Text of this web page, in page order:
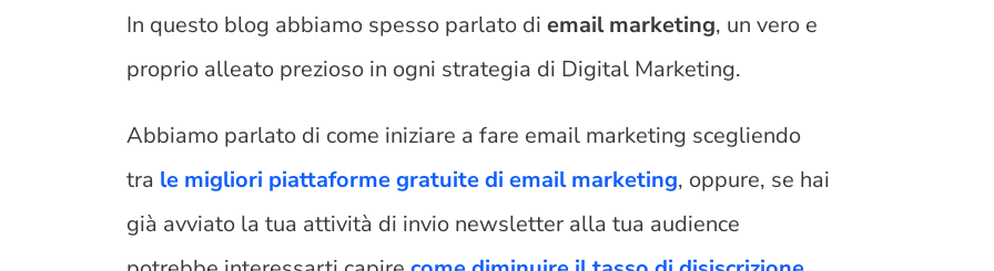
In questo blog abbiamo spesso parlato diemail marketing, un vero e
proprio alleato prezioso in ogni strategia di Digital Marketing.
Abbiamo parlato di come iniziare a fare email marketing scegliendo
tra le migliori piattaforme gratuite di email marketing, oppure, se hai
già avviato la tua attività di invio newsletter alla tua audience